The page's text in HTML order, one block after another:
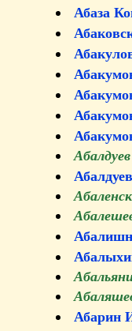
Абаза
Абарин